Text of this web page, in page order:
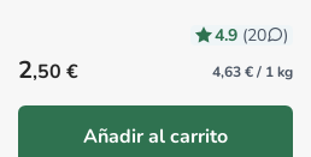
4.9 (20 )
Precio habitual
2,50 € 4,63 € / 1 kg
Añadir al carrito